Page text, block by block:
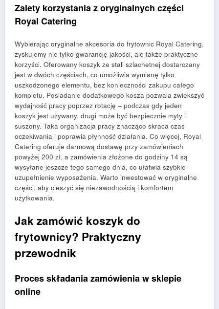
Zalety korzystania z oryginalnych części
Royal Catering
Wybierając oryginalne akcesoria do frytownic Royal Catering,
zyskujemy nie tylko gwarancję jakości, ale także praktyczne
korzyści. Oferowany koszyk ze stali szlachetnej dostarczany
jest w dwóch częściach, co umożliwia wymianę tylko
uszkodzonego elementu, bez konieczności zakupu całego
kompletu. Posiadanie dodatkowego kosza pozwala zwiększyć
wydajność pracy poprzez rotację – podczas gdy jeden
koszyk jest używany, drugi może być bezpiecznie myty i
suszony. Taka organizacja pracy znacząco skraca czas
oczekiwania i poprawia płynność działania. Co więcej, Royal
Catering oferuje darmową dostawę przy zamówieniach
powyżej 200 zł, a zamówienia złożone do godziny 14 są
wysyłane jeszcze tego samego dnia, co ułatwia szybkie
uzupełnienie wyposażenia. Warto inwestować w oryginalne
części, aby cieszyć się niezawodnością i komfortem
użytkowania.
Jak zamówić koszyk do
frytownicy? Praktyczny
przewodnik
Proces składania zamówienia w sklepie
online